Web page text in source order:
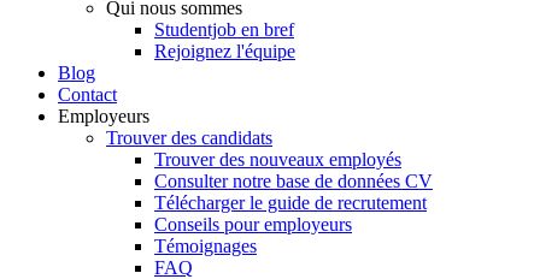
Qui nous sommes
Studentjob en bref
Rejoignez l'équipe
Blog
Contact
Employeurs
Trouver des candidats
Trouver des nouveaux employés
Consulter notre base de données CV
Télécharger le guide de recrutement
Conseils pour employeurs
Témoignages
FAQ